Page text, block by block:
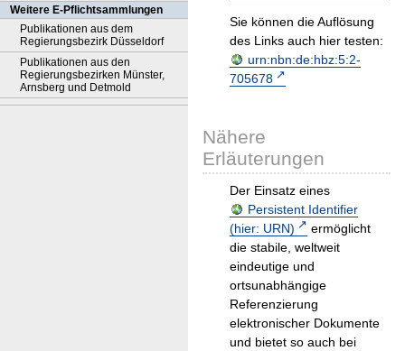
Weitere E-Pflichtsammlungen
Publikationen aus dem
Regierungsbezirk Düsseldorf
Publikationen aus den
Regierungsbezirken Münster,
Arnsberg und Detmold
Sie können die Auflösung
des Links auch hier testen:
urn:nbn:de:hbz:5:2-
705678
Nähere
Erläuterungen
Der Einsatz eines
Persistent Identifier
(hier: URN)
ermöglicht
die stabile, weltweit
eindeutige und
ortsunabhängige
Referenzierung
elektronischer Dokumente
und bietet so auch bei